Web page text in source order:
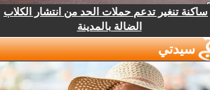
ساكنة تنغير تدعم حملات الحد من انتشار الكلاب
الضالة بالمدينة
سيدتي